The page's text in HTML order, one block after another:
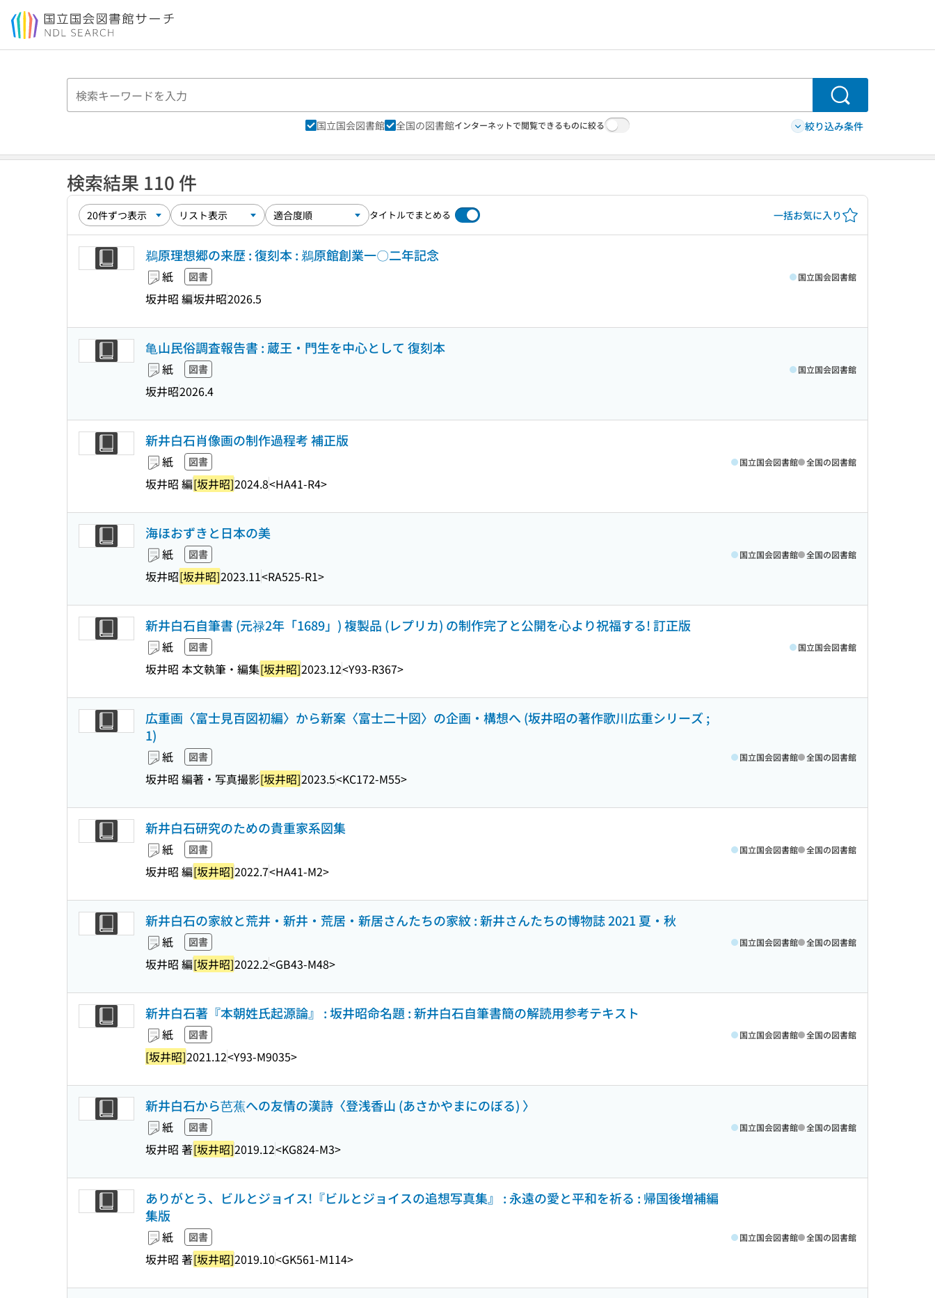
本文へ移動
検索
国立国会図書館 全国の図書館インターネットで閲覧できるものに絞る 絞り込み条件
検索結果 110 件
タイトルでまとめる 一括お気に入り
鵜原理想郷の来歴 : 復刻本 : 鵜原館創業一〇二年記念
紙 図書
坂井昭 編坂井昭2026.5
国立国会図書館
亀山民俗調査報告書 : 蔵王・門生を中心として 復刻本
紙 図書
坂井昭2026.4
国立国会図書館
新井白石肖像画の制作過程考 補正版
紙 図書
坂井昭 編[坂井昭]2024.8<HA41-R4>
国立国会図書館 全国の図書館
海ほおずきと日本の美
紙 図書
坂井昭[坂井昭]2023.11<RA525-R1>
国立国会図書館 全国の図書館
新井白石自筆書 (元禄2年「1689」) 複製品 (レプリカ) の制作完了と公開を心より祝福する! 訂正版
紙 図書
坂井昭 本文執筆・編集[坂井昭]2023.12<Y93-R367>
国立国会図書館
広重画〈富士見百図初編〉から新案〈富士二十図〉の企画・構想へ (坂井昭の著作歌川広重シリーズ ;
1)
紙 図書
坂井昭 編著・写真撮影[坂井昭]2023.5<KC172-M55>
国立国会図書館 全国の図書館
新井白石研究のための貴重家系図集
紙 図書
坂井昭 編[坂井昭]2022.7<HA41-M2>
国立国会図書館 全国の図書館
新井白石の家紋と荒井・新井・荒居・新居さんたちの家紋 : 新井さんたちの博物誌 2021 夏・秋
紙 図書
坂井昭 編[坂井昭]2022.2<GB43-M48>
国立国会図書館 全国の図書館
新井白石著『本朝姓氏起源論』 : 坂井昭命名題 : 新井白石自筆書簡の解読用参考テキスト
紙 図書
[坂井昭]2021.12<Y93-M9035>
国立国会図書館 全国の図書館
新井白石から芭蕉への友情の漢詩〈登浅香山 (あさかやまにのぼる) 〉
紙 図書
坂井昭 著[坂井昭]2019.12<KG824-M3>
国立国会図書館 全国の図書館
ありがとう、ビルとジョイス!『ビルとジョイスの追想写真集』 : 永遠の愛と平和を祈る : 帰国後増補編
集版
紙 図書
坂井昭 著[坂井昭]2019.10<GK561-M114>
国立国会図書館 全国の図書館